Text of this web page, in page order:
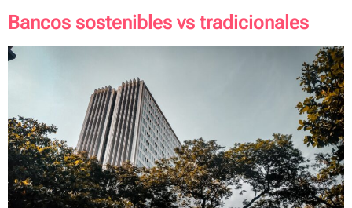
Bancos sostenibles vs tradicionales